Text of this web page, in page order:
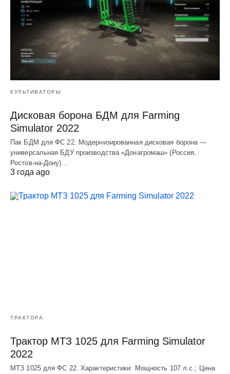
КУЛЬТИВАТОРЫ
Дисковая борона БДМ для Farming
Simulator 2022
Пак БДМ для ФС 22. Модернизированная дисковая борона —
универсальная БДУ производства «Донагромаш» (Россия,
Ростов-на-Дону)…
3 года ago
ТРАКТОРА
Трактор МТЗ 1025 для Farming Simulator
2022
МТЗ 1025 для ФС 22. Характеристики: Мощность 107 л.c.; Цена